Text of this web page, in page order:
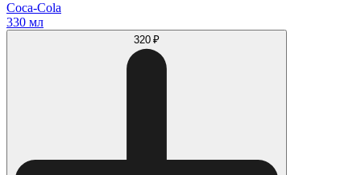
Coca-Cola
330 мл
320 ₽